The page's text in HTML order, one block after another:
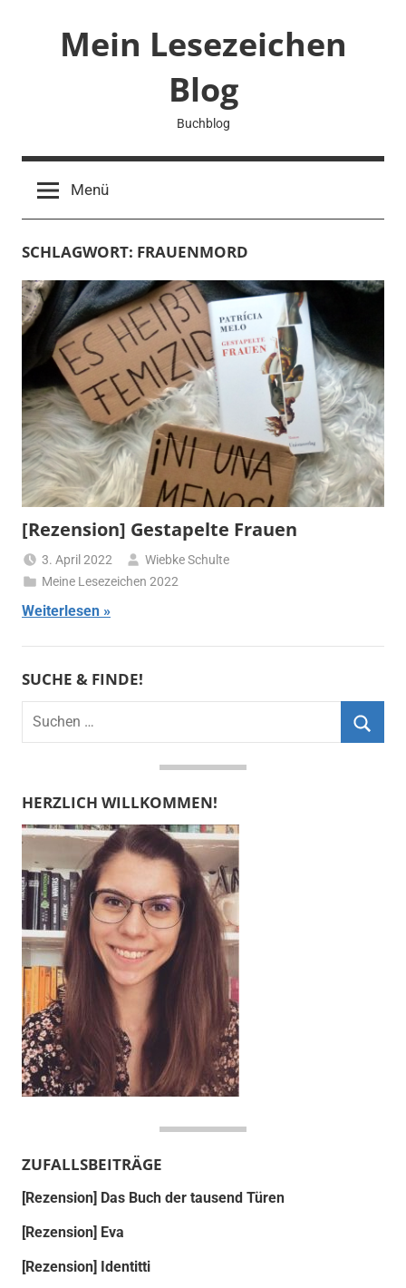
Mein Lesezeichen
Blog
Buchblog
Menü
SCHLAGWORT: FRAUENMORD
[Rezension] Gestapelte Frauen
3. April 2022
Wiebke Schulte
Meine Lesezeichen 2022
Weiterlesen
SUCHE & FINDE!
Suchen
HERZLICH WILLKOMMEN!
ZUFALLSBEITRÄGE
[Rezension] Das Buch der tausend Türen
[Rezension] Eva
[Rezension] Identitti